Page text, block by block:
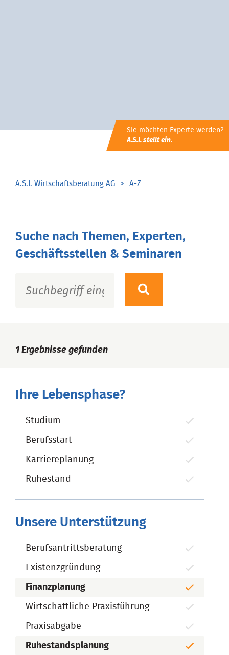
Sie möchten Experte werden?
A.S.I. stellt ein.
A.S.I. Wirtschaftsberatung AG A-Z
Suche nach Themen, Experten,
Geschäftsstellen & Seminaren
1 Ergebnisse gefunden
Ihre Lebensphase?
Studium
Berufsstart
Karriereplanung
Ruhestand
Unsere Unterstützung
Berufsantrittsberatung
Existenzgründung
Finanzplanung
Wirtschaftliche Praxisführung
Praxisabgabe
Ruhestandsplanung